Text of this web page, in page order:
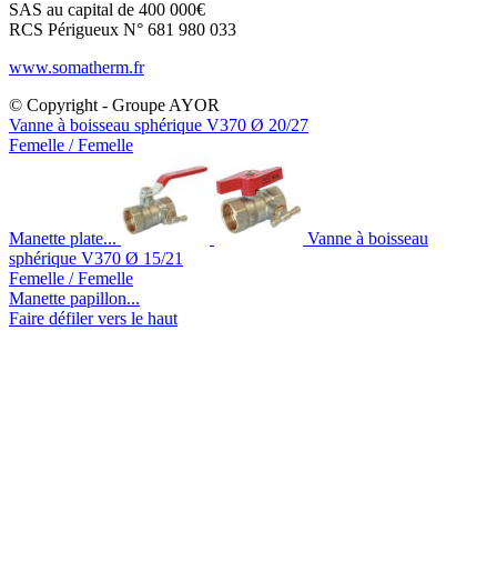
SAS au capital de 400 000€
RCS Périgueux N° 681 980 033
www.somatherm.fr
© Copyright - Groupe AYOR
Vanne à boisseau sphérique V370 Ø 20/27
Femelle / Femelle
Manette plate...
Vanne à boisseau
sphérique V370 Ø 15/21
Femelle / Femelle
Manette papillon...
Faire défiler vers le haut